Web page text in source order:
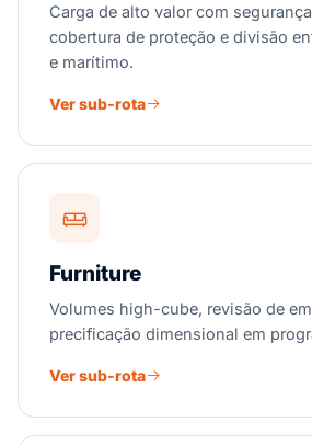
Carga de alto valor com
cobertura de proteção e divisão
e marítimo.
Ver sub-rota
Furniture
Volumes high-cube, revisão de
precificação dimensional em
Ver sub-rota